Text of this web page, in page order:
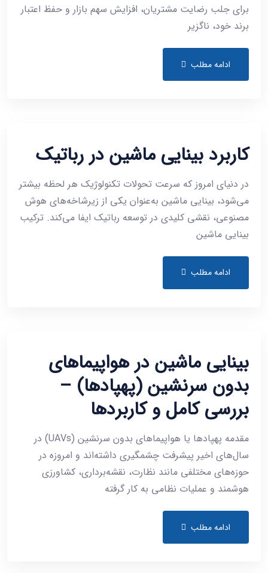
برای جلب رضایت مشتریان، افزایش سهم بازار و حفظ اعتبار
برند خود، ناگزیر
ادامه مطلب
کاربرد بینایی ماشین در رباتیک
در دنیای امروز که سرعت تحولات تکنولوژیک هر لحظه بیشتر
می‌شود، بینایی ماشین به‌عنوان یکی از زیرشاخه‌های هوش
مصنوعی، نقشی کلیدی در توسعه رباتیک ایفا می‌کند. ترکیب
بینایی ماشین
ادامه مطلب
بینایی ماشین در هواپیماهای
بدون سرنشین (پهپادها) –
بررسی کامل و کاربردها
مقدمه پهپادها یا هواپیماهای بدون سرنشین (UAVs) در
سال‌های اخیر پیشرفت چشمگیری داشته‌اند و امروزه در
حوزه‌های مختلفی مانند نظارت، نقشه‌برداری، کشاورزی
هوشمند و عملیات نظامی به کار گرفته
ادامه مطلب